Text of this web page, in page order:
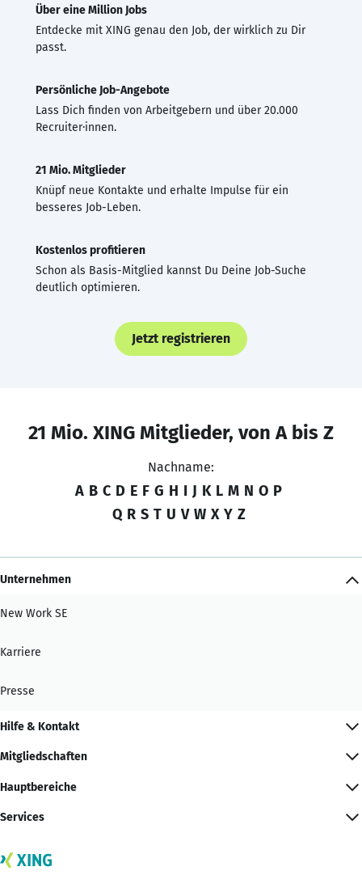
Über eine Million Jobs
Entdecke mit XING genau den Job, der wirklich zu Dir
passt.
Persönliche Job-Angebote
Lass Dich finden von Arbeitgebern und über 20.000
Recruiter·innen.
21 Mio. Mitglieder
Knüpf neue Kontakte und erhalte Impulse für ein
besseres Job-Leben.
Kostenlos profitieren
Schon als Basis-Mitglied kannst Du Deine Job-Suche
deutlich optimieren.
Jetzt registrieren
21 Mio. XING Mitglieder, von A bis Z
Nachname:
A B C D E F G H I J K L M N O P
Q R S T U V W X Y Z
Unternehmen
New Work SE
Karriere
Presse
Hilfe & Kontakt
Mitgliedschaften
Hauptbereiche
Services